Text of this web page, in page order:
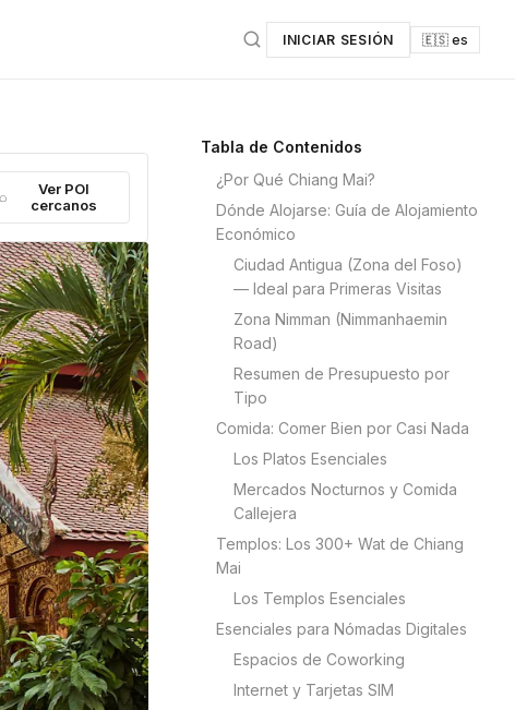
INICIAR SESIÓN 🇪🇸 es
Ver POI
cercanos
Tabla de Contenidos
¿Por Qué Chiang Mai?
Dónde Alojarse: Guía de Alojamiento
Económico
Ciudad Antigua (Zona del Foso)
— Ideal para Primeras Visitas
Zona Nimman (Nimmanhaemin
Road)
Resumen de Presupuesto por
Tipo
Comida: Comer Bien por Casi Nada
Los Platos Esenciales
Mercados Nocturnos y Comida
Callejera
Templos: Los 300+ Wat de Chiang
Mai
Los Templos Esenciales
Esenciales para Nómadas Digitales
Espacios de Coworking
Internet y Tarjetas SIM